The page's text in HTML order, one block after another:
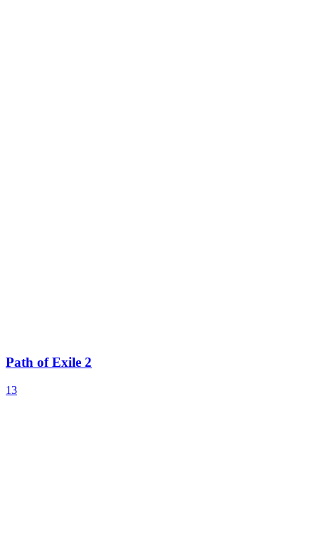
Path of Exile 2
13